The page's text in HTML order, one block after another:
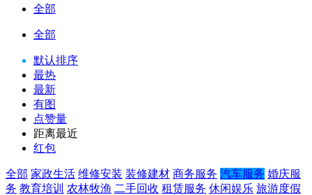
全部
全部
默认排序
最热
最新
有图
点赞量
距离最近
红包
全部 家政生活 维修安装 装修建材 商务服务 汽车服务 婚庆服
务 教育培训 农林牧渔 二手回收 租赁服务 休闲娱乐 旅游度假